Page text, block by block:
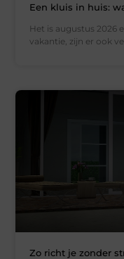
Een kluis in huis:
Het is augustus 2026
vakantie, zijn er ook
Zo richt je zonder